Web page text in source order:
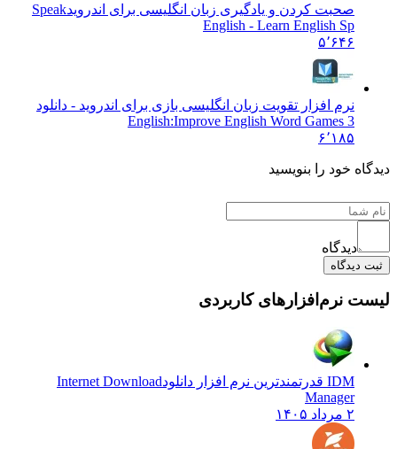
صحبت کردن و یادگیری زبان انگلیسی برای اندرویدSpeak
English - Learn English Sp
۵٬۶۴۶
نرم افزار تقویت زبان انگلیسی بازی برای اندروید - دانلود
English:Improve English Word Games 3
۶٬۱۸۵
دیدگاه خود را بنویسید
دیدگاه
ثبت دیدگاه
لیست نرم‌افزارهای کاربردی
IDM قدرتمندترین نرم افزار دانلود
Internet Download
Manager
۲ مرداد ۱۴۰۵